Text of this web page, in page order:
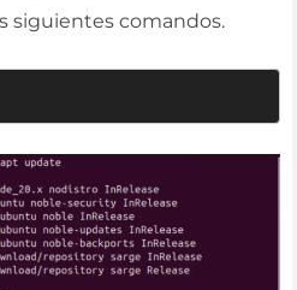
siguientes comandos.